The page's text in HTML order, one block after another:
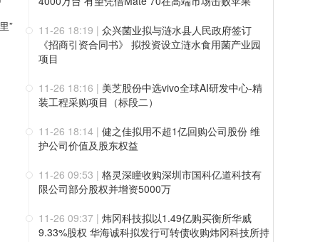
” 11-26 18:19 | 众兴菌业拟与涟水县人民政府签订
《招商引资合同书》 拟投资设立涟水食用菌产业园
项目
11-26 18:16 | 美芝股份中选vivo全球AI研发中心-精
装工程采购项目（标段二）
11-26 18:14 | 健之佳拟用不超1亿回购公司股份 维
护公司价值及股东权益
11-26 09:53 | 格灵深瞳收购深圳市国科亿道科技有
限公司部分股权并增资5000万
11-26 09:37 | 炜冈科技拟以1.49亿购买衡所华威
9.33%股权 华海诚科拟发行可转债收购炜冈科技所持